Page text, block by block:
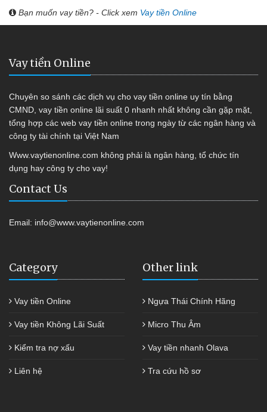
Bạn muốn vay tiền? - Click xem Vay tiền Online
Vay tiền Online
Chuyên so sánh các dịch vụ cho vay tiền online uy tín bằng
CMND, vay tiền online lãi suất 0 nhanh nhất không cần gặp mặt,
tổng hợp các web vay tiền online trong ngày từ các ngân hàng và
công ty tài chính tại Việt Nam
Www.vaytienonline.com không phải là ngân hàng, tổ chức tín
dụng hay công ty cho vay!
Contact Us
Email: info@www.vaytienonline.com
Category
Vay tiền Online
Vay tiền Không Lãi Suất
Kiểm tra nợ xấu
Liên hệ
Other link
Ngựa Thái Chính Hãng
Micro Thu Âm
Vay tiền nhanh Olava
Tra cứu hồ sơ